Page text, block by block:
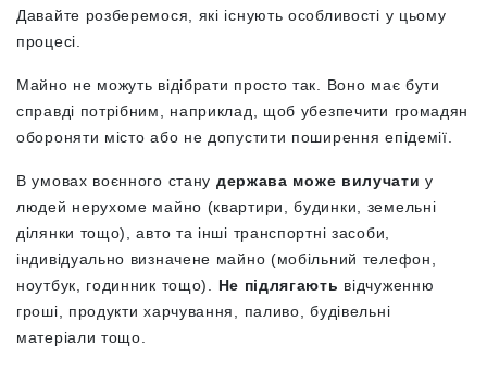
Давайте розберемося, які існують особливості у цьому
процесі.
Майно не можуть відібрати просто так. Воно має бути
справді потрібним, наприклад, щоб убезпечити громадян
обороняти місто або не допустити поширення епідемії.
В умовах воєнного стану держава може вилучати у
людей нерухоме майно (квартири, будинки, земельні
ділянки тощо), авто та інші транспортні засоби,
індивідуально визначене майно (мобільний телефон,
ноутбук, годинник тощо). Не підлягають відчуженню
гроші, продукти харчування, паливо, будівельні
матеріали тощо.